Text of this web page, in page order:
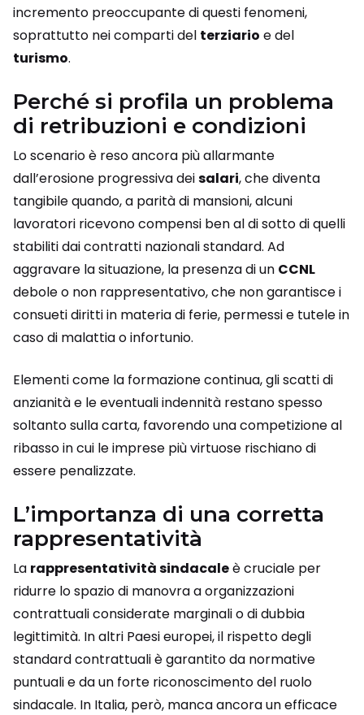
incremento preoccupante di questi fenomeni,
soprattutto nei comparti del terziario e del
turismo.
Perché si profila un problema
di retribuzioni e condizioni
Lo scenario è reso ancora più allarmante
dall’erosione progressiva deisalari, che diventa
tangibile quando, a parità di mansioni, alcuni
lavoratori ricevono compensi ben al di sotto di quelli
stabiliti dai contratti nazionali standard. Ad
aggravare la situazione, la presenza di un CCNL
debole o non rappresentativo, che non garantisce i
consueti diritti in materia di ferie, permessi e tutele in
caso di malattia o infortunio.
Elementi come la formazione continua, gli scatti di
anzianità e le eventuali indennità restano spesso
soltanto sulla carta, favorendo una competizione al
ribasso in cui le imprese più virtuose rischiano di
essere penalizzate.
L’importanza di una corretta
rappresentatività
La rappresentatività sindacaleè cruciale per
ridurre lo spazio di manovra a organizzazioni
contrattuali considerate marginali o di dubbia
legittimità. In altri Paesi europei, il rispetto degli
standard contrattuali è garantito da normative
puntuali e da un forte riconoscimento del ruolo
sindacale. In Italia, però, manca ancora un efficace